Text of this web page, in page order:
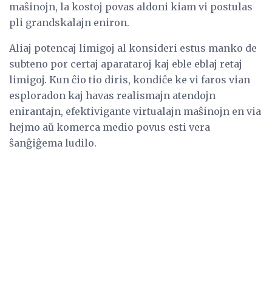
maŝinojn, la kostoj povas aldoni kiam vi postulas
pli grandskalajn eniron.
Aliaj potencaj limigoj al konsideri estus manko de
subteno por certaj aparataroj kaj eble eblaj retaj
limigoj. Kun ĉio tio diris, kondiĉe ke vi faros vian
esploradon kaj havas realismajn atendojn
enirantajn, efektivigante virtualajn maŝinojn en via
hejmo aŭ komerca medio povus esti vera
ŝanĝiĝema ludilo.